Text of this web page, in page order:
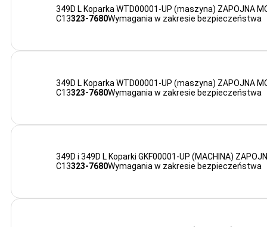
349D L Koparka WTD00001-UP (maszyna) ZAPOJNA
C13323-7680Wymagania w zakresie bezpieczeństwa
349D L Koparka WTD00001-UP (maszyna) ZAPOJNA
C13323-7680Wymagania w zakresie bezpieczeństwa
349D i 349D L Koparki GKF00001-UP (MACHINA)
C13323-7680Wymagania w zakresie bezpieczeństwa